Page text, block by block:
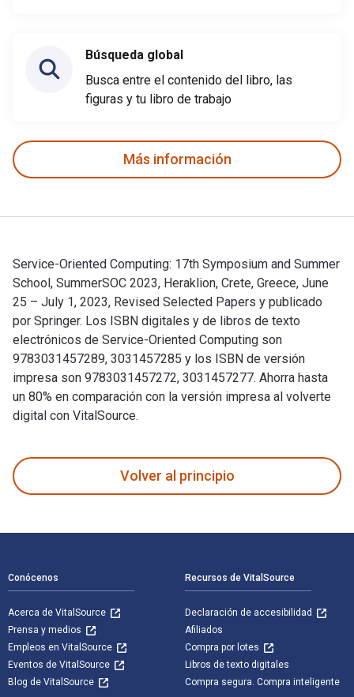
Búsqueda global
Busca entre el contenido del libro, las
figuras y tu libro de trabajo
Más información
Service-Oriented Computing: 17th Symposium and Summer
School, SummerSOC 2023, Heraklion, Crete, Greece, June
25 – July 1, 2023, Revised Selected Papers y publicado
por Springer. Los ISBN digitales y de libros de texto
electrónicos de Service-Oriented Computing son
9783031457289, 3031457285 y los ISBN de versión
impresa son 9783031457272, 3031457277. Ahorra hasta
un 80% en comparación con la versión impresa al volverte
digital con VitalSource.
Volver al principio
Conócenos
Acerca de VitalSource
Prensa y medios
Empleos en VitalSource
Eventos de VitalSource
Blog de VitalSource
Recursos de VitalSource
Declaración de accesibilidad
Afiliados
Compra por lotes
Libros de texto digitales
Compra segura. Compra inteligente